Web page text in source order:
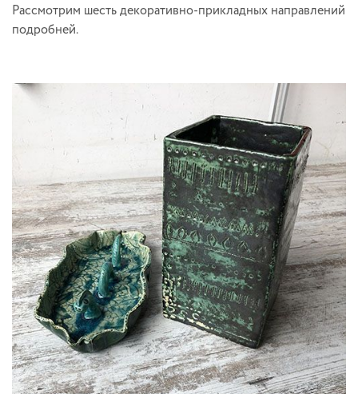
Рассмотрим шесть декоративно-прикладных направлений
подробней.